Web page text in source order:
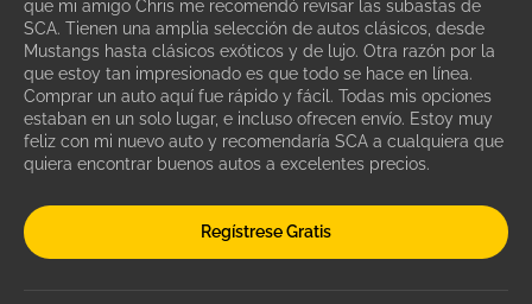
que mi amigo Chris me recomendó revisar las subastas de
SCA. Tienen una amplia selección de autos clásicos, desde
Mustangs hasta clásicos exóticos y de lujo. Otra razón por la
que estoy tan impresionado es que todo se hace en línea.
Comprar un auto aquí fue rápido y fácil. Todas mis opciones
estaban en un solo lugar, e incluso ofrecen envío. Estoy muy
feliz con mi nuevo auto y recomendaría SCA a cualquiera que
quiera encontrar buenos autos a excelentes precios.
Regístrese Gratis